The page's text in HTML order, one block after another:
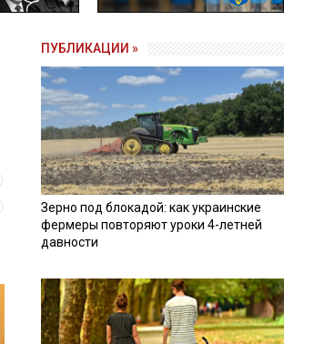
ПУБЛИКАЦИИ »
Зерно под блокадой: как украинские
фермеры повторяют уроки 4-летней
давности